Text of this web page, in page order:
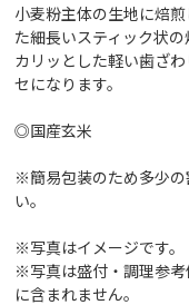
小麦粉主体の生地に焙
た細長いスティック状の
カリッとした軽い歯ざ
セになります。
◎国産玄米
※簡易包装のため多少
い。
※写真はイメージです。
※写真は盛付・調理参
に含まれません。